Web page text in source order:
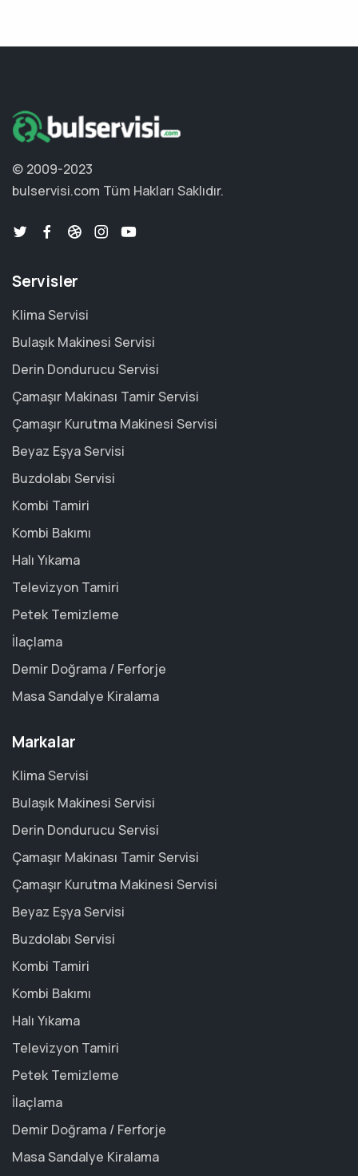
© 2009-2023
bulservisi.com Tüm Hakları Saklıdır.
Servisler
Klima Servisi
Bulaşık Makinesi Servisi
Derin Dondurucu Servisi
Çamaşır Makinası Tamir Servisi
Çamaşır Kurutma Makinesi Servisi
Beyaz Eşya Servisi
Buzdolabı Servisi
Kombi Tamiri
Kombi Bakımı
Halı Yıkama
Televizyon Tamiri
Petek Temizleme
İlaçlama
Demir Doğrama / Ferforje
Masa Sandalye Kiralama
Markalar
Klima Servisi
Bulaşık Makinesi Servisi
Derin Dondurucu Servisi
Çamaşır Makinası Tamir Servisi
Çamaşır Kurutma Makinesi Servisi
Beyaz Eşya Servisi
Buzdolabı Servisi
Kombi Tamiri
Kombi Bakımı
Halı Yıkama
Televizyon Tamiri
Petek Temizleme
İlaçlama
Demir Doğrama / Ferforje
Masa Sandalye Kiralama